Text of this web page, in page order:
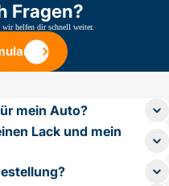
Fragen?
wir helfen dir schnell weiter.
mein Auto?
Lack und mein